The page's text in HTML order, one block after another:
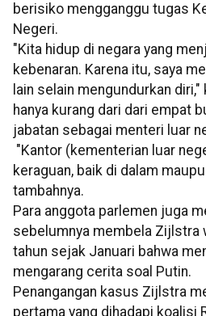
berisiko mengganggu tugas
Negeri.
"Kita hidup di negara yang
kebenaran. Karena itu, saya
lain selain mengundurkan
hanya kurang dari dari empat
jabatan sebagai menteri luar
"Kantor (kementerian luar
keraguan, baik di dalam
tambahnya.
Para anggota parlemen juga
sebelumnya membela Zijlstra
tahun sejak Januari bahwa
mengarang cerita soal Putin.
Penangangan kasus Zijlstra
pertama yang dihadapi koalisi